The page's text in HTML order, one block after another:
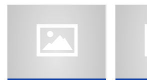
并参与仪器保养。